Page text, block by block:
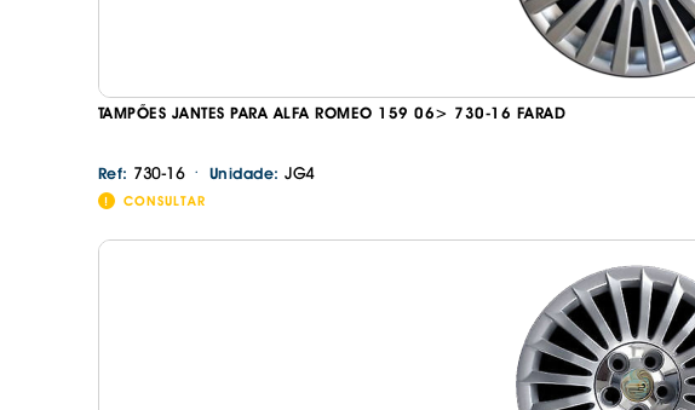
TAMPÕES JANTES PARA ALFA ROMEO 159 06> 730-16 FARAD
Ref: 730-16 · Unidade: JG4
CONSULTAR